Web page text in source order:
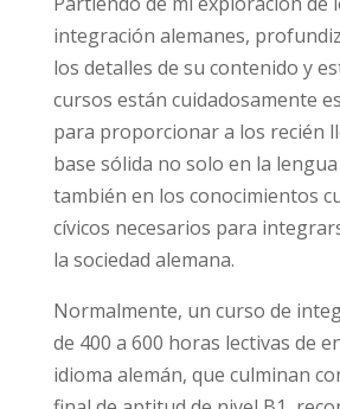
integración alemanes,
los detalles de su contenido y
cursos están cuidadosamente
para proporcionar a los recién
base sólida no solo en la
también en los conocimientos
cívicos necesarios para
la sociedad alemana.
Normalmente, un curso de
de 400 a 600 horas lectivas de
idioma alemán, que culminan